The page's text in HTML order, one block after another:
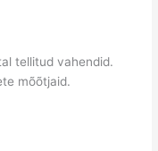
tellitud vahendid.
mõõtjaid.